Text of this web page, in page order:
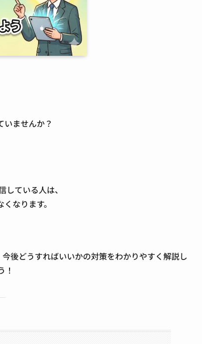
いませんか？
ている人は、
くなります。
後どうすればいいかの対策をわかりやすく解説し
！